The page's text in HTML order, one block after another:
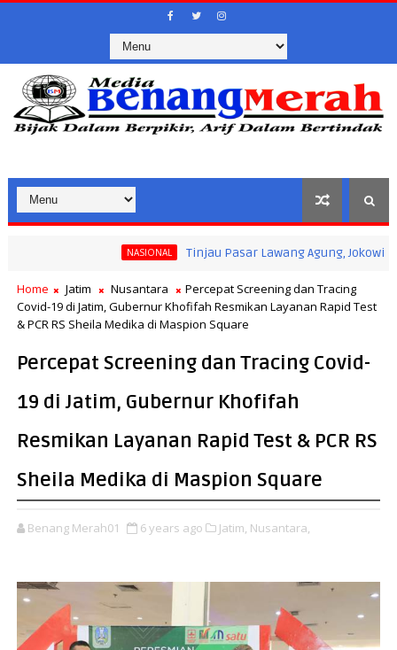
Tinjau Pasar Lawang Agung, Jokowi
Home Jatim Nusantara
Percepat Screening dan Tracing
Covid-19 di Jatim, Gubernur Khofifah Resmikan Layanan Rapid Test
& PCR RS Sheila Medika di Maspion Square
Percepat Screening dan Tracing Covid-
19 di Jatim, Gubernur Khofifah
Resmikan Layanan Rapid Test & PCR RS
Sheila Medika di Maspion Square
Benang Merah01 6 years ago Jatim, Nusantara,